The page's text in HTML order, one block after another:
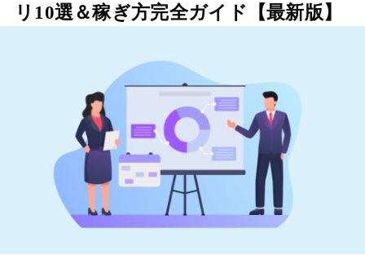
リ10選＆稼ぎ方完全ガイド【最新版】